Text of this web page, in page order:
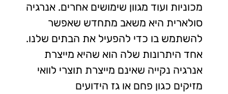
מכוניות ועוד מגוון שימושים אחרים. אנרגיה
סולארית היא משאב מתחדש שאפשר
להשתמש בו כדי להפעיל את הבתים שלנו.
אחד היתרונות שלה הוא שהיא מייצרת
אנרגיה נקייה שאינם מייצרת תוצרי לוואי
מזיקים כגון פחם או גז הידועים